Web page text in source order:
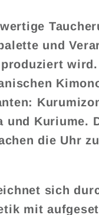
und
wird.
und Kuriume.
die Uhr
sich
mit